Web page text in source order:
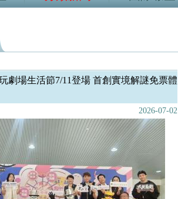
劇場生活節7/11登場 首創實境解謎免票體
2026-07-02